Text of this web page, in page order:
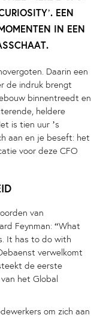
EEN
IN EEN
Daarin een
de indruk brengt
binnentreedt en
heldere
is tien uur ’s
aan en je beseft: het
voor deze CFO
van
Feynman: “What
It has to do with
verwelkomt
de eerste
het Global
om zich aan